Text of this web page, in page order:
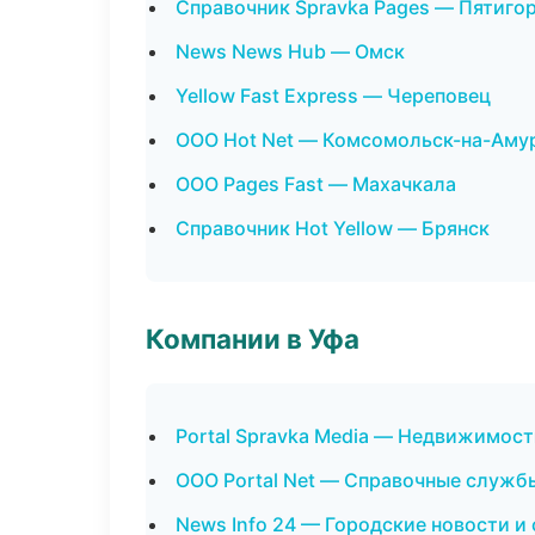
Справочник Spravka Pages —
News News Hub — Омск
Yellow Fast Express — Череповец
ООО Hot Net — Комсомольск-на-
ООО Pages Fast — Махачкала
Справочник Hot Yellow — Брянск
Компании в Уфа
Portal Spravka Media —
ООО Portal Net — Справочные
News Info 24 — Городские новости и